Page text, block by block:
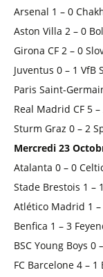
Arsenal 1 – 0
Aston Villa 2 – 0
Girona CF 2 – 0
Juventus 0 – 1 VfB
Paris Saint-
Real Madrid CF 5
Sturm Graz 0 – 2
Mercredi 23
Atalanta 0 – 0
Stade Brestois 1 –
Atlético Madrid 1 –
Benfica 1 – 3
BSC Young Boys
FC Barcelone 4 –